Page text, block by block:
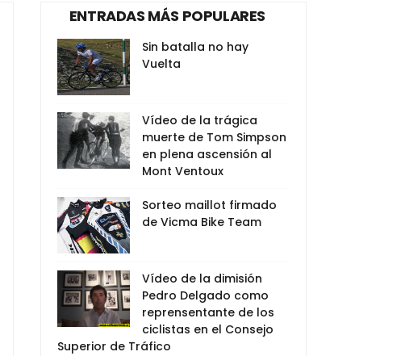
ENTRADAS MÁS POPULARES
Sin batalla no hay
Vuelta
Vídeo de la trágica
muerte de Tom Simpson
en plena ascensión al
Mont Ventoux
Sorteo maillot firmado
de Vicma Bike Team
Vídeo de la dimisión
Pedro Delgado como
reprensentante de los
ciclistas en el Consejo
Superior de Tráfico